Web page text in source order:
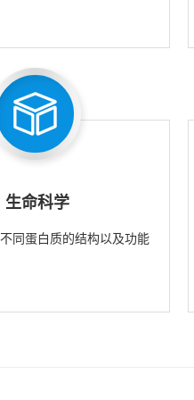
生命科学
同蛋白质的结构以及功能